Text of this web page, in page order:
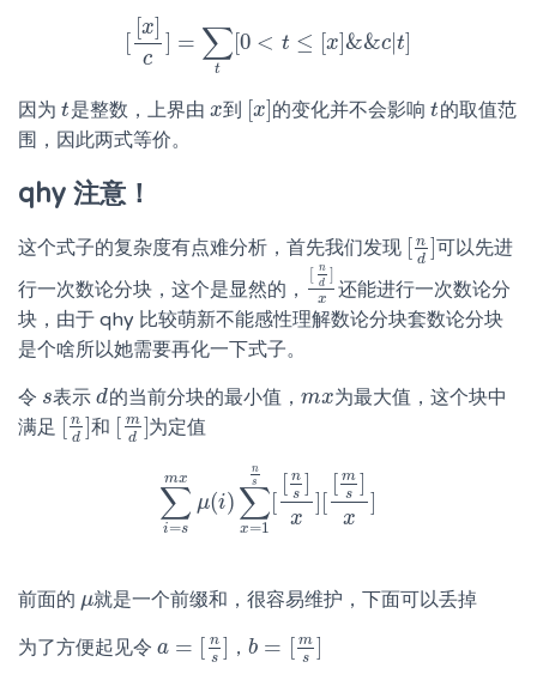
[
[x]
c
] = ∑
t
[0 < t ≤ [x]&&c |t]
[ x]c ]= t[ 0< ≤ [x] &&c|t]
因为 t
t是整数，上界由 x
x到 [x]
[x] 的变化并不会影响 t
t的取值范
围，因此两式等价。
qhy 注意！
这个式子的复杂度有点难分析，首先我们发现 [ n
d ]
nd ]
可以先进
行一次数论分块，这个是显然的，
[ n
d ]
x
[nd]x
还能进行一次数论分
块，由于 qhy 比较萌新不能感性理解数论分块套数论分块
是个啥所以她需要再化一下式子。
令 s
s表示d
d的当前分块的最小值， mx
mx 为最大值，这个块中
满足 [ n
d ]
nd]
和 [ m
d ]
md]
为定值
∑
i=s
mx
μ(i) ∑
x=1
n
s
[
[ n
s ]
x
] [
[ m
s ]
x
]
∑i smxμ i)∑ =1n [[ns]x
前面的 μ
μ就是一个前缀和，很容易维护，下面可以丢掉
为了方便起见令 a = [ n
s ]
a=[n s] ，b = [ m
s ]
b =[ ms]